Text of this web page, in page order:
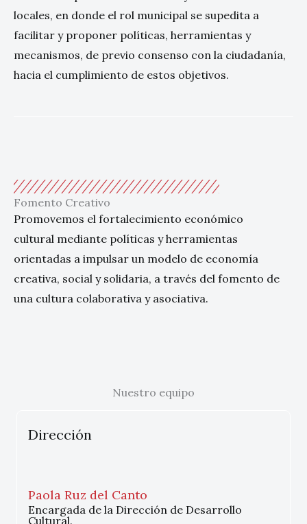
locales, en donde el rol municipal se supedita a
facilitar y proponer políticas, herramientas y
mecanismos, de previo consenso con la ciudadanía,
hacia el cumplimiento de estos objetivos.
Fomento Creativo
Promovemos el fortalecimiento económico
cultural mediante políticas y herramientas
orientadas a impulsar un modelo de economía
creativa, social y solidaria, a través del fomento de
una cultura colaborativa y asociativa.
Nuestro equipo
Dirección
Paola Ruz del Canto
Encargada de la Dirección de Desarrollo
Cultural.